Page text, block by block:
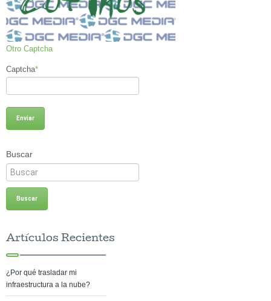
Otro Captcha
Captcha*
Buscar
Artículos Recientes
¿Por qué trasladar mi
infraestructura a la nube?